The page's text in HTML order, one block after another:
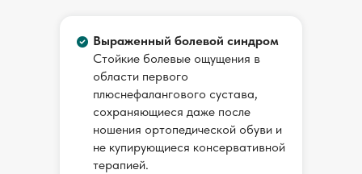
Ахметшин Лэйнис Ямилевич
Врач
Пациент ӏ 04.11.2025
Выраженный болевой синдром
Стойкие болевые ощущения в
области первого
плюснефалангового сустава,
сохраняющиеся даже после
ношения ортопедической обуви и
не купирующиеся консервативной
терапией.